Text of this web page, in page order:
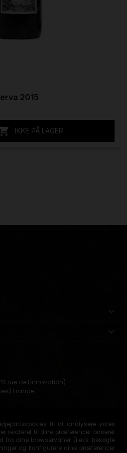
til at analysere vores
relateret til dine præferencer baseret
fra dine browservaner (f.eks. besøgte
og konfigurere dine præferencer
2015
IKKE PÅ LAGER
rue de l'innovation)
France
France